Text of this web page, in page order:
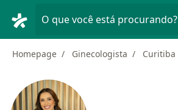
O que você está procurando?
Homepage Ginecologista Curitiba